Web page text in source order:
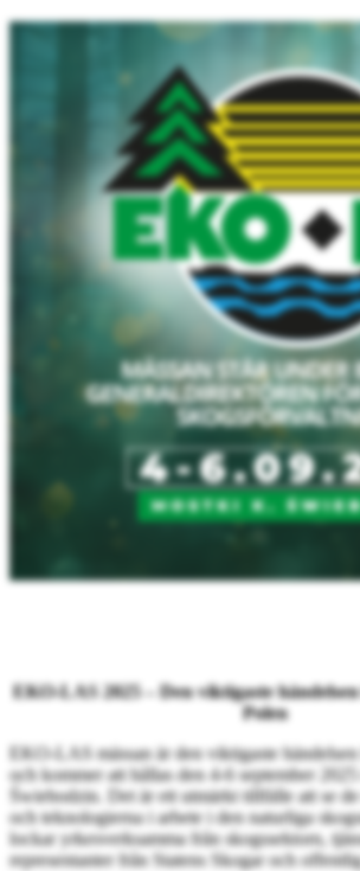
EKO-LAS 2025 – Den viktigaste
Polen
EKO-LAS mässan är den viktigaste
och kommer att hållas den 4-6 september
Świebodzin. Det är ett utmärkt tillfälle att se
och teknologierna i arbete i den naturliga
lockar yrkesverksamma från skogssektorn,
representanter från Statens Skogar och